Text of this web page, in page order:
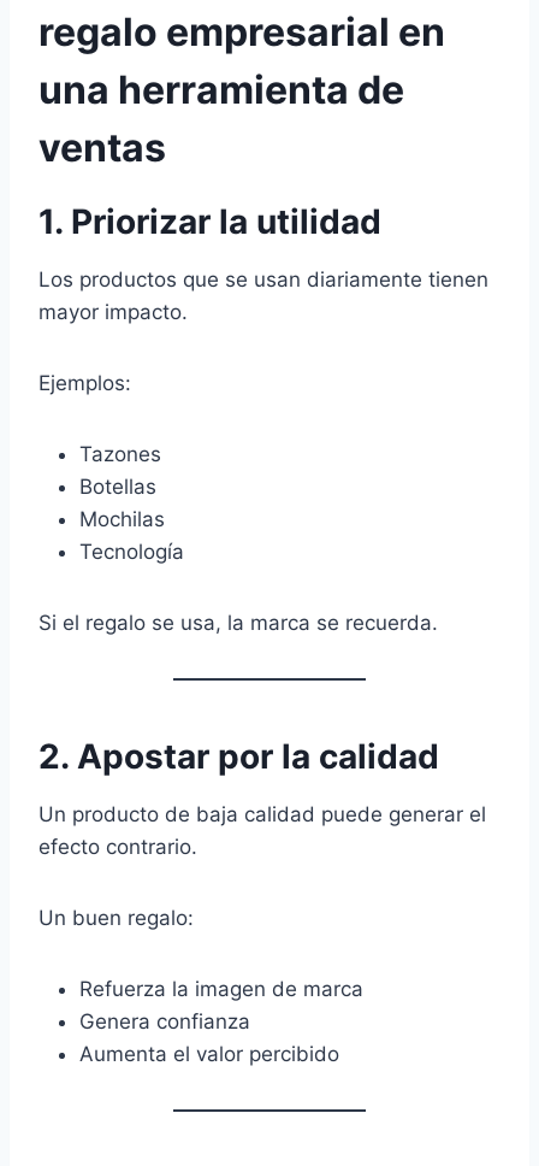
regalo empresarial en
una herramienta de
ventas
1. Priorizar la utilidad
Los productos que se usan diariamente tienen
mayor impacto.
Ejemplos:
Tazones
Botellas
Mochilas
Tecnología
Si el regalo se usa, la marca se recuerda.
2. Apostar por la calidad
Un producto de baja calidad puede generar el
efecto contrario.
Un buen regalo:
Refuerza la imagen de marca
Genera confianza
Aumenta el valor percibido